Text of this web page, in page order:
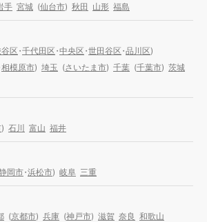
手 宮城 (仙台市) 秋田 山形 福島
区・千代田区・中央区・世田谷区・品川区)
相模原市) 埼玉 (さいたま市) 千葉 (千葉市) 茨城
) 石川 富山 福井
岡市・浜松市) 岐阜 三重
(京都市) 兵庫 (神戸市) 滋賀 奈良 和歌山